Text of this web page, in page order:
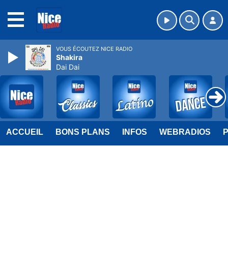
ACCUEIL BONS PLANS INFOS WEBRADIOS
VOUS ÉCOUTEZ NICE RADIO
Shakira
Dai Dai